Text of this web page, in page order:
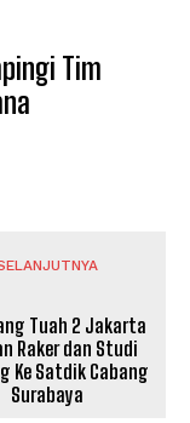
Tim
Tuah 2 Jakarta
Raker dan Studi
Ke Satdik Cabang
Surabaya